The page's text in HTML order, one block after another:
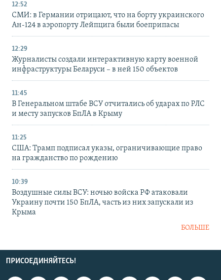
12:52
СМИ: в Германии отрицают, что на борту украинского
Ан-124 в аэропорту Лейпцига были боеприпасы
12:29
Журналисты создали интерактивную карту военной
инфраструктуры Беларуси – в ней 150 объектов
11:45
В Генеральном штабе ВСУ отчитались об ударах по РЛС
и месту запусков БпЛА в Крыму
11:25
США: Трамп подписал указы, ограничивающие право
на гражданство по рождению
10:39
Воздушные силы ВСУ: ночью войска РФ атаковали
Украину почти 150 БпЛА, часть из них запускали из
Крыма
БОЛЬШЕ
ПРИСОЕДИНЯЙТЕСЬ!